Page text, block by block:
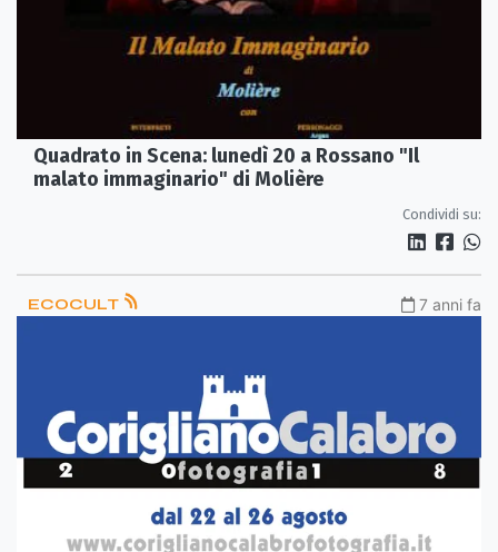
Quadrato in Scena: lunedì 20 a Rossano "Il
malato immaginario" di Molière
Condividi su:
ECOCULT 7 anni fa